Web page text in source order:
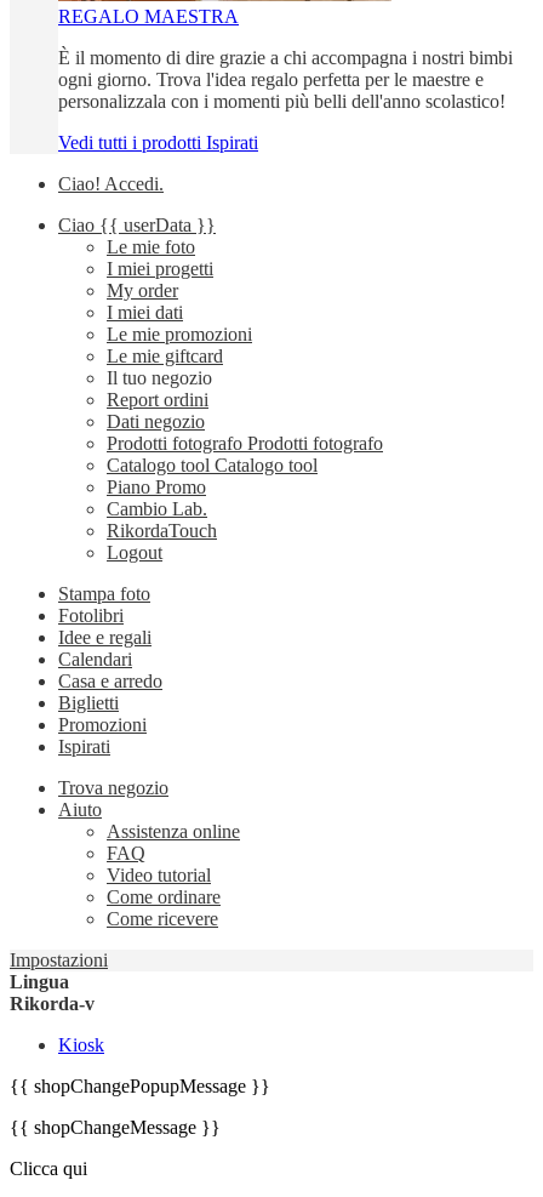
REGALO MAESTRA
È il momento di dire grazie a chi accompagna i nostri bimbi
ogni giorno. Trova l'idea regalo perfetta per le maestre e
personalizzala con i momenti più belli dell'anno scolastico!
Vedi tutti i prodotti Ispirati
Ciao! Accedi.
Ciao {{ userData }}
Le mie foto
I miei progetti
My order
I miei dati
Le mie promozioni
Le mie giftcard
Il tuo negozio
Report ordini
Dati negozio
Prodotti fotografo Prodotti fotografo
Catalogo tool Catalogo tool
Piano Promo
Cambio Lab.
RikordaTouch
Logout
Stampa foto
Fotolibri
Idee e regali
Calendari
Casa e arredo
Biglietti
Promozioni
Ispirati
Trova negozio
Aiuto
Assistenza online
FAQ
Video tutorial
Come ordinare
Come ricevere
Impostazioni
Lingua
Rikorda-v
Kiosk
{{ shopChangePopupMessage }}
{{ shopChangeMessage }}
Clicca qui